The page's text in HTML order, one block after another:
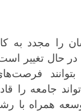
مرکزی
هرمزگان
همدان
یزد
را مجدد به‌
در حال تغییر
جامعه را
همراه با